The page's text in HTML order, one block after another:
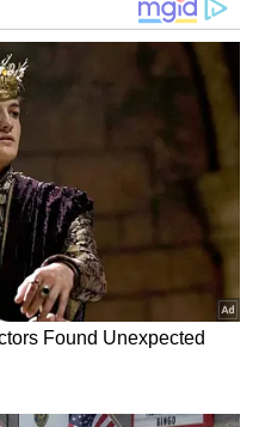
ಒಂದು
ಎನ್ನಲಾಗ್ತಿದೆ. ತ್ರಿವಳಿ
ದಂಪತಿಗಳ